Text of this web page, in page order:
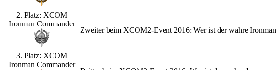
2. Platz: XCOM
Ironman Commander
Zweiter beim XCOM2-Event 2016: Wer ist der wahre Ironman
3. Platz: XCOM
Ironman Commander